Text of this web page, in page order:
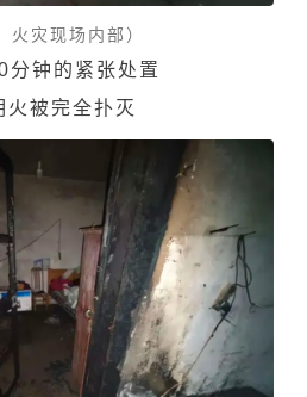
火灾现场内部）
分钟的紧张处置
火被完全扑灭